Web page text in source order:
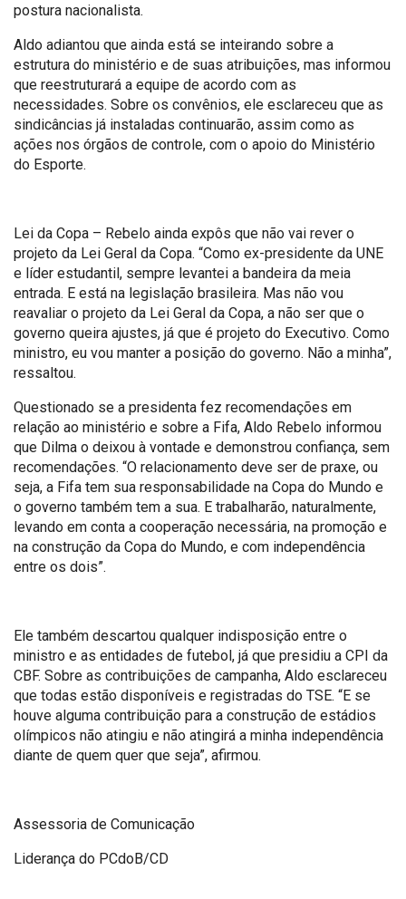
postura nacionalista.
Aldo adiantou que ainda está se inteirando sobre a
estrutura do ministério e de suas atribuições, mas informou
que reestruturará a equipe de acordo com as
necessidades. Sobre os convênios, ele esclareceu que as
sindicâncias já instaladas continuarão, assim como as
ações nos órgãos de controle, com o apoio do Ministério
do Esporte.
Lei da Copa – Rebelo ainda expôs que não vai rever o
projeto da Lei Geral da Copa. “Como ex-presidente da UNE
e líder estudantil, sempre levantei a bandeira da meia
entrada. E está na legislação brasileira. Mas não vou
reavaliar o projeto da Lei Geral da Copa, a não ser que o
governo queira ajustes, já que é projeto do Executivo. Como
ministro, eu vou manter a posição do governo. Não a minha”,
ressaltou.
Questionado se a presidenta fez recomendações em
relação ao ministério e sobre a Fifa, Aldo Rebelo informou
que Dilma o deixou à vontade e demonstrou confiança, sem
recomendações. “O relacionamento deve ser de praxe, ou
seja, a Fifa tem sua responsabilidade na Copa do Mundo e
o governo também tem a sua. E trabalharão, naturalmente,
levando em conta a cooperação necessária, na promoção e
na construção da Copa do Mundo, e com independência
entre os dois”.
Ele também descartou qualquer indisposição entre o
ministro e as entidades de futebol, já que presidiu a CPI da
CBF. Sobre as contribuições de campanha, Aldo esclareceu
que todas estão disponíveis e registradas do TSE. “E se
houve alguma contribuição para a construção de estádios
olímpicos não atingiu e não atingirá a minha independência
diante de quem quer que seja”, afirmou.
Assessoria de Comunicação
Liderança do PCdoB/CD